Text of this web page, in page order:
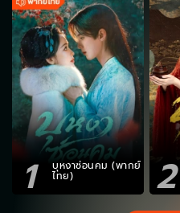
1 บุหงาซ่อนคม (พากย์
ไทย) 2